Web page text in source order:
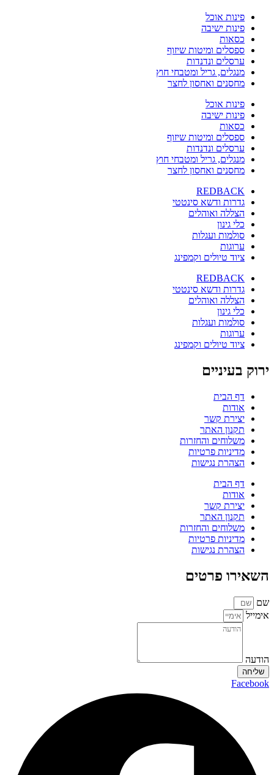
פינות אוכל
פינות ישיבה
כסאות
ספסלים ומיטות שיזוף
ערסלים ונדנדות
מנגלים, גריל ומטבחי חוץ
מחסנים ואחסון לחצר
פינות אוכל
פינות ישיבה
כסאות
ספסלים ומיטות שיזוף
ערסלים ונדנדות
מנגלים, גריל ומטבחי חוץ
מחסנים ואחסון לחצר
REDBACK
גדרות ודשא סינטטי
הצללה ואוהלים
כלי גינון
סולמות ועגלות
ערוגות
ציוד טיולים וקמפינג
REDBACK
גדרות ודשא סינטטי
הצללה ואוהלים
כלי גינון
סולמות ועגלות
ערוגות
ציוד טיולים וקמפינג
ירוק בעיניים
דף הבית
אודות
יצירת קשר
תקנון האתר
משלוחים והחזרות
מדיניות פרטיות
הצהרת נגישות
דף הבית
אודות
יצירת קשר
תקנון האתר
משלוחים והחזרות
מדיניות פרטיות
הצהרת נגישות
השאירו פרטים
שם
אימייל
הודעה
שליחה
Facebook